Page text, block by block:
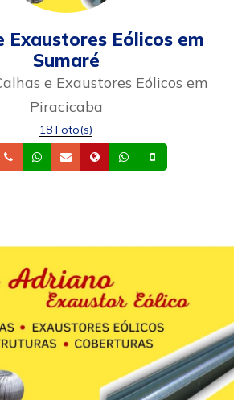
Exaustores Eólicos em
Sumaré
e Exaustores Eólicos em
Piracicaba
18 Foto(s)
FacebookTelefoneWhatsapp
Email Site Whatsapp